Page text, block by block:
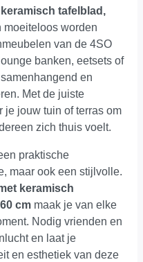
tafelblad,
moeiteloos worden
van de 4SO
banken, eetsets of
en
Met de juiste
je jouw tuin of terras om
zich thuis voelt.
praktische
maar ook een stijlvolle.
keramisch
cm maak je van elke
Nodig vrienden en
en laat je
en esthetiek van deze